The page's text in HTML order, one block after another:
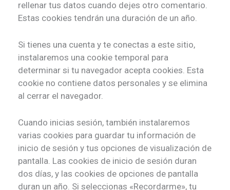
rellenar tus datos cuando dejes otro comentario.
Estas cookies tendrán una duración de un año.
Si tienes una cuenta y te conectas a este sitio,
instalaremos una cookie temporal para
determinar si tu navegador acepta cookies. Esta
cookie no contiene datos personales y se elimina
al cerrar el navegador.
Cuando inicias sesión, también instalaremos
varias cookies para guardar tu información de
inicio de sesión y tus opciones de visualización de
pantalla. Las cookies de inicio de sesión duran
dos días, y las cookies de opciones de pantalla
duran un año. Si seleccionas «Recordarme», tu